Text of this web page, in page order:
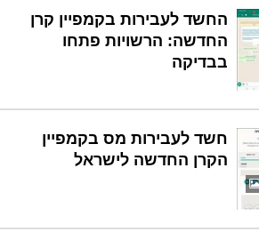
החשד לעבירות בקמפיין קרן
החדשה: הרשויות פתחו
בבדיקה
חשד לעבירות מס בקמפיין
הקרן החדשה לישראל